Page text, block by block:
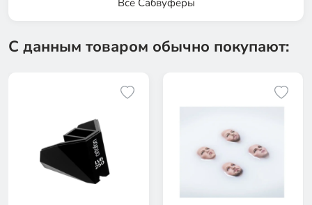
Все Сабвуферы
С данным товаром обычно покупают: